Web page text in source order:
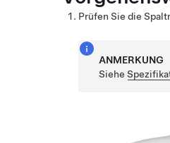
Prüfen Sie die
ANMERKUNG
Siehe